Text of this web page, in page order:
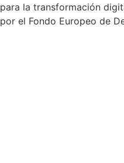
para la transformación
por el Fondo Europeo de